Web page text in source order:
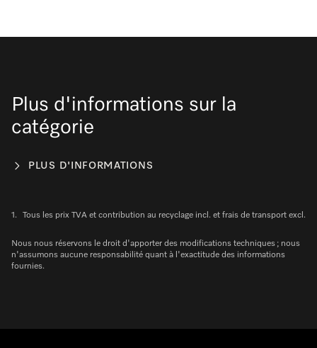
Plus d'informations sur la
catégorie
PLUS D'INFORMATIONS
1. Tous les prix TVA et contribution au recyclage incl. et frais de transport excl.
Nous nous réservons le droit d'apporter des modifications techniques ; nous
n'assumons aucune responsabilité quant à l'exactitude des informations
fournies.